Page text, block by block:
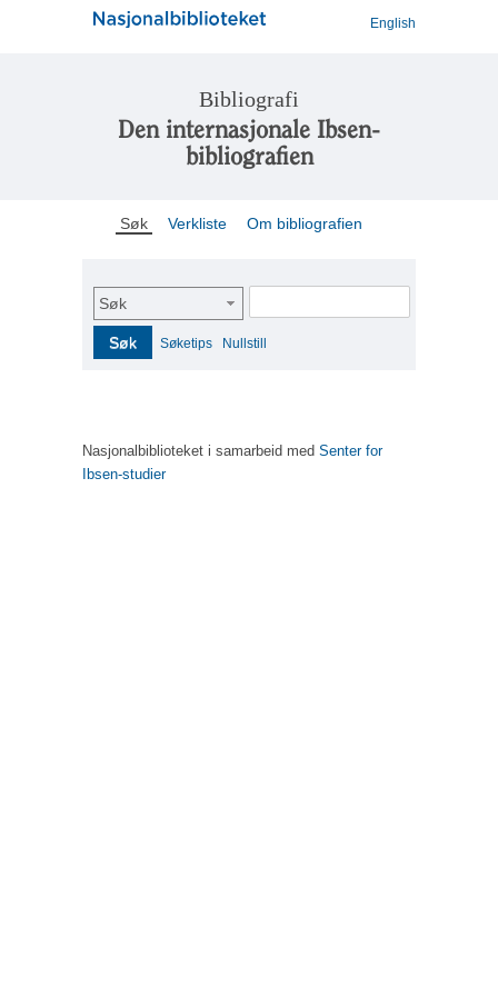
English
Bibliografi
Den internasjonale Ibsen-
bibliografien
Søk Verkliste Om bibliografien
Søk
Søk Søketips Nullstill
Nasjonalbiblioteket i samarbeid med Senter for
Ibsen-studier